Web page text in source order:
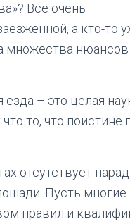
Все очень
а кто-то
множества
– это целая
то, что поистине
отсутствует
Пусть
правил и